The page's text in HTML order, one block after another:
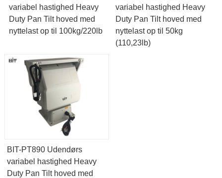
variabel hastighed Heavy
Duty Pan Tilt hoved med
nyttelast op til 100kg/220lb
variabel hastighed Heavy
Duty Pan Tilt hoved med
nyttelast op til 50kg
(110,23lb)
BIT-PT890 Udendørs
variabel hastighed Heavy
Duty Pan Tilt hoved med